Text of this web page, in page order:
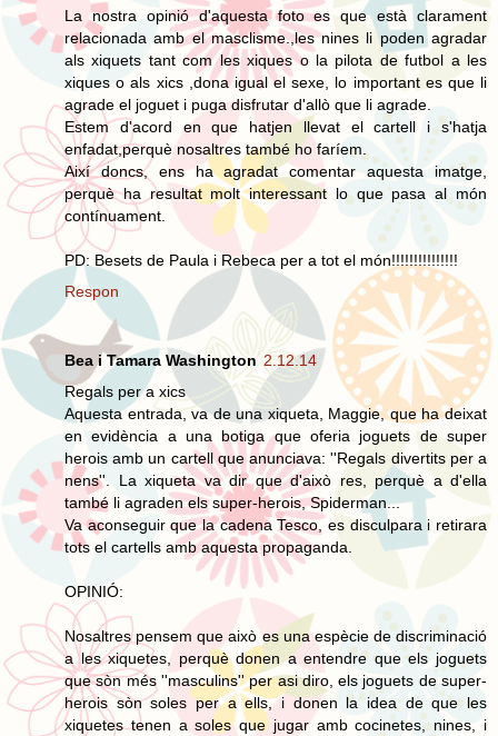
La nostra opinió d'aquesta foto es que està clarament
relacionada amb el masclisme.,les nines li poden agradar
als xiquets tant com les xiques o la pilota de futbol a les
xiques o als xics ,dona igual el sexe, lo important es que li
agrade el joguet i puga disfrutar d'allò que li agrade.
Estem d'acord en que hatjen llevat el cartell i s'hatja
enfadat,perquè nosaltres també ho faríem.
Així doncs, ens ha agradat comentar aquesta imatge,
perquè ha resultat molt interessant lo que pasa al món
contínuament.
PD: Besets de Paula i Rebeca per a tot el món!!!!!!!!!!!!!!!
Respon
Bea i Tamara Washington 2.12.14
Regals per a xics
Aquesta entrada, va de una xiqueta, Maggie, que ha deixat
en evidència a una botiga que oferia joguets de super
herois amb un cartell que anunciava: ''Regals divertits per a
nens''. La xiqueta va dir que d'això res, perquè a d'ella
també li agraden els super-herois, Spiderman...
Va aconseguir que la cadena Tesco, es disculpara i retirara
tots el cartells amb aquesta propaganda.
OPINIÓ:
Nosaltres pensem que això es una espècie de discriminació
a les xiquetes, perquè donen a entendre que els joguets
que sòn més ''masculins'' per asi diro, els joguets de super-
herois sòn soles per a ells, i donen la idea de que les
xiquetes tenen a soles que jugar amb cocinetes, nines, i